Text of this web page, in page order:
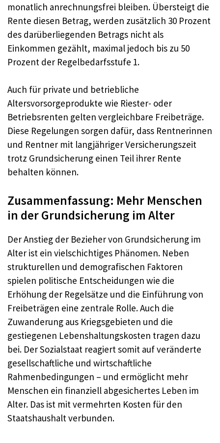
monatlich anrechnungsfrei bleiben. Übersteigt die
Rente diesen Betrag, werden zusätzlich 30 Prozent
des darüberliegenden Betrags nicht als
Einkommen gezählt, maximal jedoch bis zu 50
Prozent der Regelbedarfsstufe 1.
Auch für private und betriebliche
Altersvorsorgeprodukte wie Riester- oder
Betriebsrenten gelten vergleichbare Freibeträge.
Diese Regelungen sorgen dafür, dass Rentnerinnen
und Rentner mit langjähriger Versicherungszeit
trotz Grundsicherung einen Teil ihrer Rente
behalten können.
Zusammenfassung: Mehr Menschen
in der Grundsicherung im Alter
Der Anstieg der Bezieher von Grundsicherung im
Alter ist ein vielschichtiges Phänomen. Neben
strukturellen und demografischen Faktoren
spielen politische Entscheidungen wie die
Erhöhung der Regelsätze und die Einführung von
Freibeträgen eine zentrale Rolle. Auch die
Zuwanderung aus Kriegsgebieten und die
gestiegenen Lebenshaltungskosten tragen dazu
bei. Der Sozialstaat reagiert somit auf veränderte
gesellschaftliche und wirtschaftliche
Rahmenbedingungen – und ermöglicht mehr
Menschen ein finanziell abgesichertes Leben im
Alter. Das ist mit vermehrten Kosten für den
Staatshaushalt verbunden.